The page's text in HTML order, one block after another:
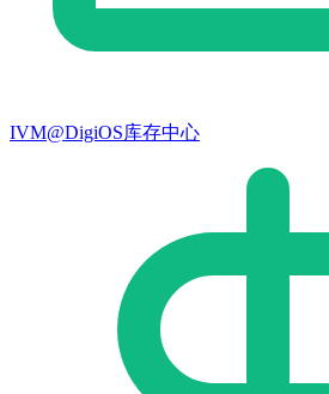
IVM@DigiOS库存中心